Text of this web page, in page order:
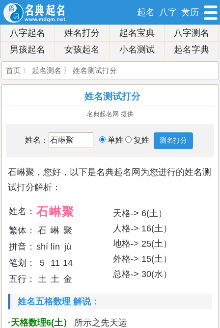
起名 八字 黄历
八字起名 姓名打分 起名宝典
八字测名
男孩起名
女孩起名 小名测试 起名字典
首页 〉 起名测名 〉 姓名测试打分
姓名测试打分
名典起名网 提供
姓名： 单姓 复姓
石崊聚，您好，以下是名典起名网为您进行的姓名测
试打分解析：
姓名： 石崊聚
繁体： 石 崊 聚
拼音： shí lín jù
笔划：
5 11 14
五行：
土 土 金
天格-> 6(土）
人格-> 16(土）
地格-> 25(土）
外格-> 15(土）
总格-> 30(水）
姓名五格数理 解说：
·天格数理6(土）
所示之先天运